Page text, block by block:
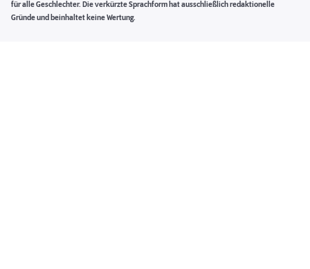
für alle Geschlechter. Die verkürzte Sprachform hat ausschließlich redaktionelle
Gründe und beinhaltet keine Wertung.